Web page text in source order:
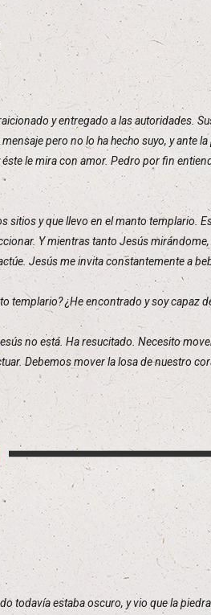
y entregado a las autoridades.
pero no lo ha hecho suyo, y ante
le mira con amor. Pedro por fin
y que llevo en el manto templario.
Y mientras tanto Jesús
Jesús me invita constantemente a
templario? ¿He encontrado y soy capaz
no está. Ha resucitado. Necesito
Debemos mover la losa de nuestro
todavía estaba oscuro, y vio que la